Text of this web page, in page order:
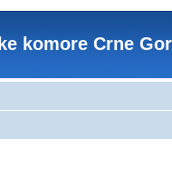
komore Crne